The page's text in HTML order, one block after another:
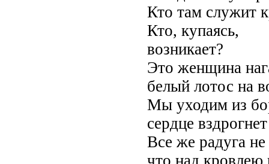
Кто там служит
Кто, купаясь,
возникает?
Это женщина
белый лотос на
Мы уходим из
сердце
Все же радуга не
что над кровлею